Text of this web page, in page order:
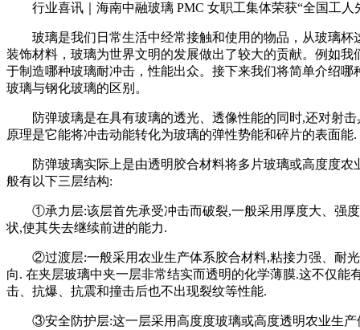
行业喜讯｜海南中融玻璃 PMC 女职工集体荣获“全国工人
玻璃是我们日常生活中经常接触和使用的物品，从玻璃杯
装饰材料，玻璃为世界文明的发展做出了较大的贡献。例如
于制造哪种玻璃耐冲击，性能出众。接下来我们将简单介绍
玻璃与钢化玻璃的区别。
防弹玻璃是在具有玻璃的透光、透像性能的同时,还对射击
原理是它能将冲击动能转化为玻璃的弹性势能和碎片的表面能.
防弹玻璃实际上是由透明胶合材料将多片玻璃或高度度农
般有以下三层结构:
①承力层:该层首先承受冲击而破裂,一般采用厚度大、强度
状,使其失去继续前进的能力.
②过渡层:一般采用农业生产体系胶合材料,粘接力强、耐光
向. 在夹层玻璃中夹一层非常结实而透明的化学薄膜.这不仅能
击、抗爆、抗震和撞击后也不出现裂纹等性能.
③安全防护层:这一层采用高度度玻璃或高度透明农业生产